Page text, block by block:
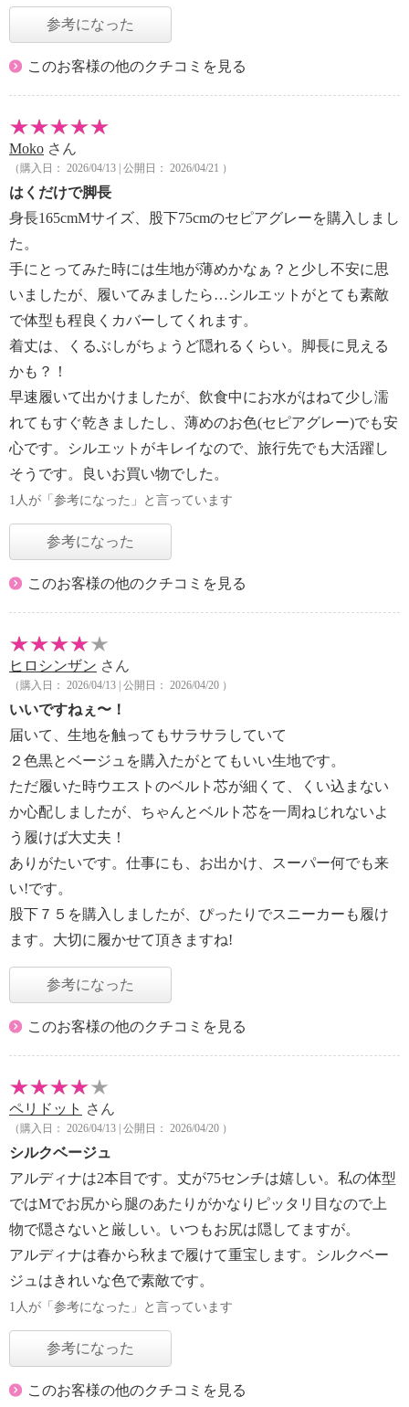
参考になった
このお客様の他のクチコミを見る
Moko さん
（購入日： 2026/04/13 | 公開日： 2026/04/21 ）
はくだけで脚長
身長165cmМサイズ、股下75cmのセピアグレーを購入しまし
た。
手にとってみた時には生地が薄めかなぁ？と少し不安に思
いましたが、履いてみましたら…シルエットがとても素敵
で体型も程良くカバーしてくれます。
着丈は、くるぶしがちょうど隠れるくらい。脚長に見える
かも？！
早速履いて出かけましたが、飲食中にお水がはねて少し濡
れてもすぐ乾きましたし、薄めのお色(セピアグレー)でも安
心です。シルエットがキレイなので、旅行先でも大活躍し
そうです。良いお買い物でした。
1人が「参考になった」と言っています
参考になった
このお客様の他のクチコミを見る
ヒロシンザン さん
（購入日： 2026/04/13 | 公開日： 2026/04/20 ）
いいですねぇ〜！
届いて、生地を触ってもサラサラしていて
２色黒とベージュを購入たがとてもいい生地です。
ただ履いた時ウエストのベルト芯が細くて、くい込まない
か心配しましたが、ちゃんとベルト芯を一周ねじれないよ
う履けば大丈夫！
ありがたいです。仕事にも、お出かけ、スーパー何でも来
い!です。
股下７５を購入しましたが、ぴったりでスニーカーも履け
ます。大切に履かせて頂きますね!
参考になった
このお客様の他のクチコミを見る
ペリドット さん
（購入日： 2026/04/13 | 公開日： 2026/04/20 ）
シルクベージュ
アルディナは2本目です。丈が75センチは嬉しい。私の体型
ではMでお尻から腿のあたりがかなりピッタリ目なので上
物で隠さないと厳しい。いつもお尻は隠してますが。
アルディナは春から秋まで履けて重宝します。シルクベー
ジュはきれいな色で素敵です。
1人が「参考になった」と言っています
参考になった
このお客様の他のクチコミを見る